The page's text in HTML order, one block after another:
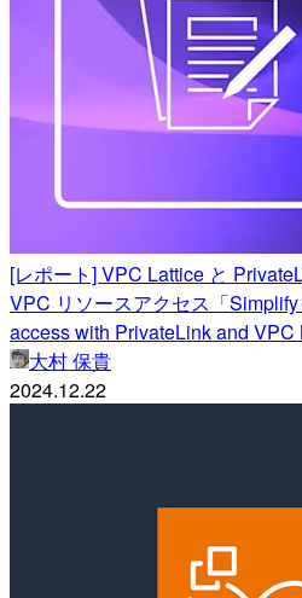
[レポート] VPC Lattice と
VPC リソースアクセス「
access with PrivateLink and
大村 保貴
2024.12.22